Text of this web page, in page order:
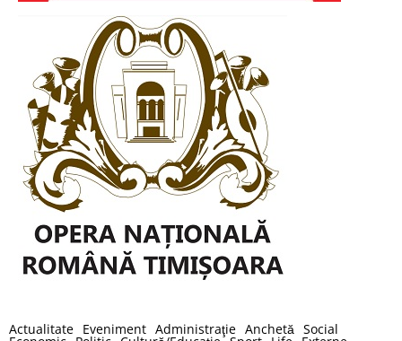
Actualitate Eveniment Administraţie Anchetă Social